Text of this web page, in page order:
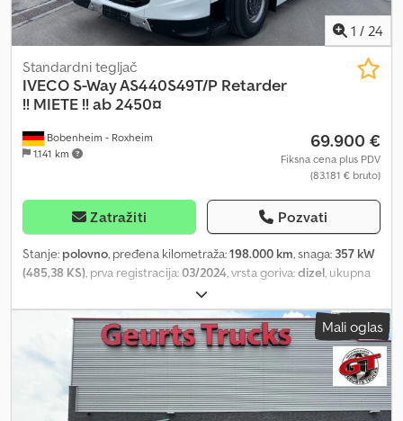
1 / 24
Bobenheim - Roxheim
1.141 km
Standardni tegljač
IVECO S-Way AS440S49T/P Retarder
!! MIETE !! ab 2450¤
69.900 €
Fiksna cena plus PDV
(83.181 € bruto)
Zatražiti Pozvati
Stanje: polovno, pređena kilometraža:198.000 km, snaga: 357 kW
(485,38 KS) , prva registracija:03/2024 , vrsta goriva:dizel , ukupna
, konfiguracija osovina:
retarder, boja:bela, tip prenosa:automatski, emisioni razred:Euro
, Oprema:ABS, grejač za parkiranje, klima uređaj, navigacioni
, Iveco S-Way AS440S49T/P * !!! Iznajmljivanje !!! * Nemačko
vozilo * Lisnata / vazdušna suspenzija * Međuosovinsko rastojanje
3.800 mm * EURO 6E * Automatski menjač * Retarder * Dupla
rezervoarska instalacija 640 l + 480 l * Kožni volan * Full LED svetla
Mali oglas